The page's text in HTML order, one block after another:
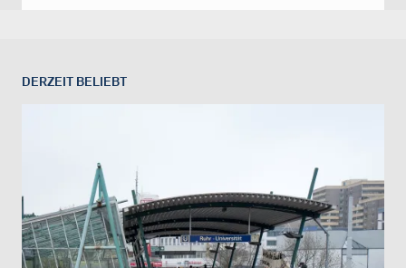
DERZEIT BELIEBT